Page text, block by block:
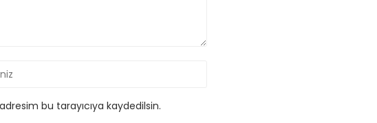
bu tarayıcıya kaydedilsin.